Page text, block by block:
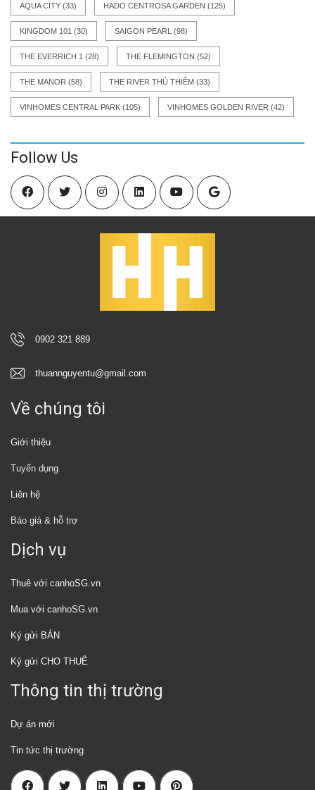
AQUA CITY (33) HADO CENTROSA GARDEN (125)
KINGDOM 101 (30) SAIGON PEARL (98)
THE EVERRICH 1 (28) THE FLEMINGTON (52)
THE MANOR (58) THE RIVER THỦ THIÊM (33)
VINHOMES CENTRAL PARK (105) VINHOMES GOLDEN RIVER (42)
Follow Us
0902 321 889
thuannguyentu@gmail.com
Về chúng tôi
Giới thiệu
Tuyển dụng
Liên hệ
Báo giá & hỗ trợ
Dịch vụ
Thuê với canhoSG.vn
Mua với canhoSG.vn
Ký gửi BÁN
Ký gửi CHO THUÊ
Thông tin thị trường
Dự án mới
Tin tức thị trường